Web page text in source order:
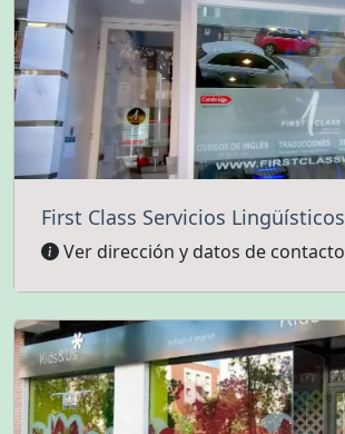
First Class Servicios Lingüísticos
Ver dirección y datos de contacto